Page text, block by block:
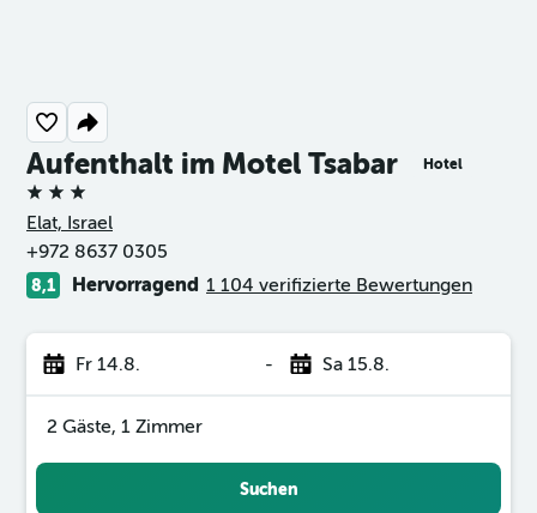
Aufenthalt im Motel Tsabar Hotel
3 Sterne
Elat, Israel
+972 8637 0305
8,1 Hervorragend 1 104 verifizierte Bewertungen
Fr 14.8. - Sa 15.8.
2 Gäste, 1 Zimmer
Suchen